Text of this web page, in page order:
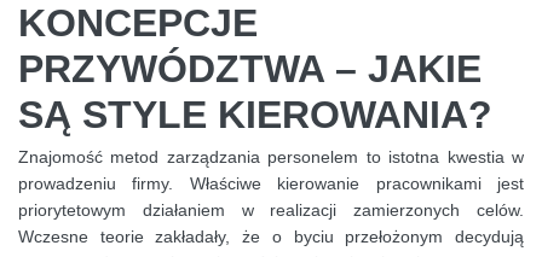
KONCEPCJE
PRZYWÓDZTWA – JAKIE
SĄ STYLE KIEROWANIA?
Znajomość metod zarządzania personelem to istotna kwestia w
prowadzeniu firmy. Właściwe kierowanie pracownikami jest
priorytetowym działaniem w realizacji zamierzonych celów.
Wczesne teorie zakładały, że o byciu przełożonym decydują